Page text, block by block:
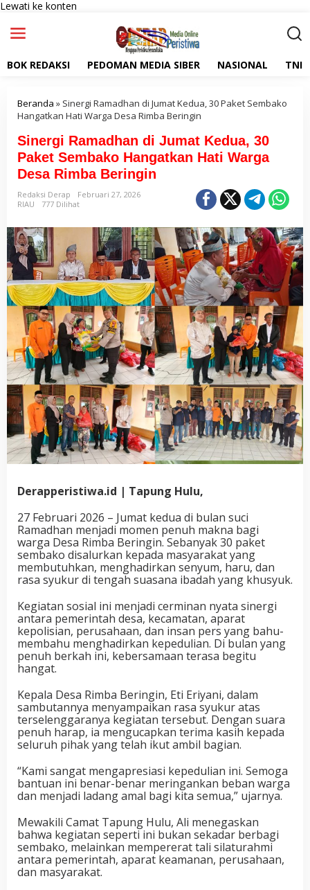
Lewati ke konten
BOK REDAKSI PEDOMAN MEDIA SIBER NASIONAL TNI
Beranda » Sinergi Ramadhan di Jumat Kedua, 30 Paket Sembako
Hangatkan Hati Warga Desa Rimba Beringin
Sinergi Ramadhan di Jumat Kedua, 30
Paket Sembako Hangatkan Hati Warga
Desa Rimba Beringin
Redaksi Derap
Februari 27, 2026
RIAU
777 Dilihat
Derapperistiwa.id | Tapung Hulu,
27 Februari 2026 – Jumat kedua di bulan suci
Ramadhan menjadi momen penuh makna bagi
warga Desa Rimba Beringin. Sebanyak 30 paket
sembako disalurkan kepada masyarakat yang
membutuhkan, menghadirkan senyum, haru, dan
rasa syukur di tengah suasana ibadah yang khusyuk.
Kegiatan sosial ini menjadi cerminan nyata sinergi
antara pemerintah desa, kecamatan, aparat
kepolisian, perusahaan, dan insan pers yang bahu-
membahu menghadirkan kepedulian. Di bulan yang
penuh berkah ini, kebersamaan terasa begitu
hangat.
Kepala Desa Rimba Beringin, Eti Eriyani, dalam
sambutannya menyampaikan rasa syukur atas
terselenggaranya kegiatan tersebut. Dengan suara
penuh harap, ia mengucapkan terima kasih kepada
seluruh pihak yang telah ikut ambil bagian.
“Kami sangat mengapresiasi kepedulian ini. Semoga
bantuan ini benar-benar meringankan beban warga
dan menjadi ladang amal bagi kita semua,” ujarnya.
Mewakili Camat Tapung Hulu, Ali menegaskan
bahwa kegiatan seperti ini bukan sekadar berbagi
sembako, melainkan mempererat tali silaturahmi
antara pemerintah, aparat keamanan, perusahaan,
dan masyarakat.